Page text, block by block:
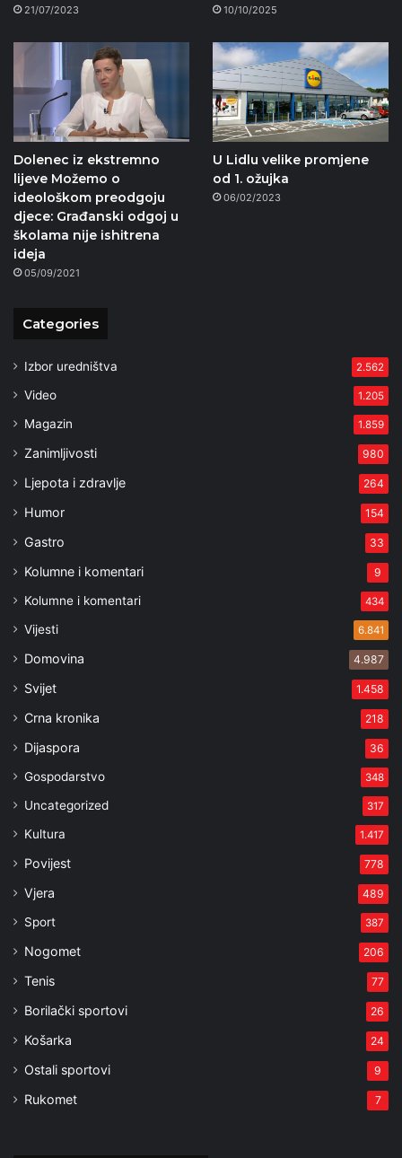
21/07/2023 10/10/2025
Dolenec iz ekstremno
lijeve Možemo o
ideološkom preodgoju
djece: Građanski odgoj u
školama nije ishitrena
ideja
05/09/2021
U Lidlu velike promjene
od 1. ožujka
06/02/2023
Categories
Izbor uredništva 2.562
Video 1.205
Magazin 1.859
Zanimljivosti 980
Ljepota i zdravlje 264
Humor 154
Gastro 33
Kolumne i komentari 9
Kolumne i komentari 434
Vijesti 6.841
Domovina 4.987
Svijet 1.458
Crna kronika 218
Dijaspora 36
Gospodarstvo 348
Uncategorized 317
Kultura 1.417
Povijest 778
Vjera 489
Sport 387
Nogomet 206
Tenis 77
Borilački sportovi 26
Košarka 24
Ostali sportovi 9
Rukomet 7